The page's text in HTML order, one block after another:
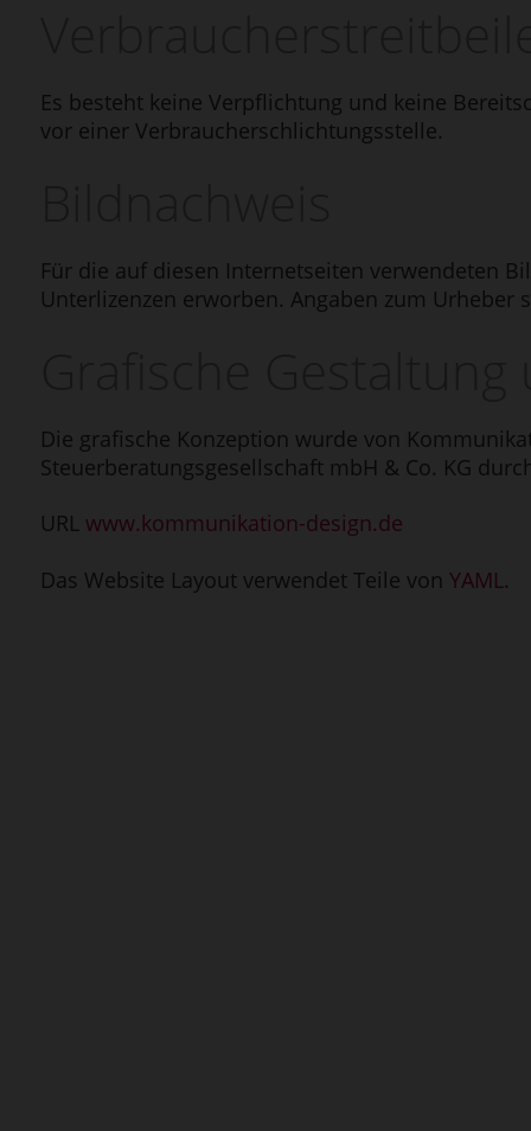
Es besteht keine Verpflichtung und keine
vor einer Verbraucherschlichtungsstelle.
Für die auf diesen Internetseiten verwendeten
Unterlizenzen erworben. Angaben zum Urheber
Die grafische Konzeption wurde von
Steuerberatungsgesellschaft mbH & Co. KG
URLwww.kommunikation-design.de
Das Website Layout verwendet Teile vonYAML .